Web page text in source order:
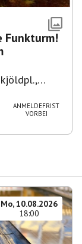
Funkturm!
ANMELDEFRIST
VORBEI
Mo, 10.08.2026
18:00